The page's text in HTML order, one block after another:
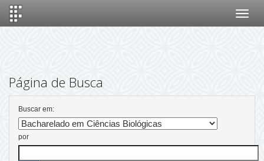
Página de Busca
Buscar em:
por